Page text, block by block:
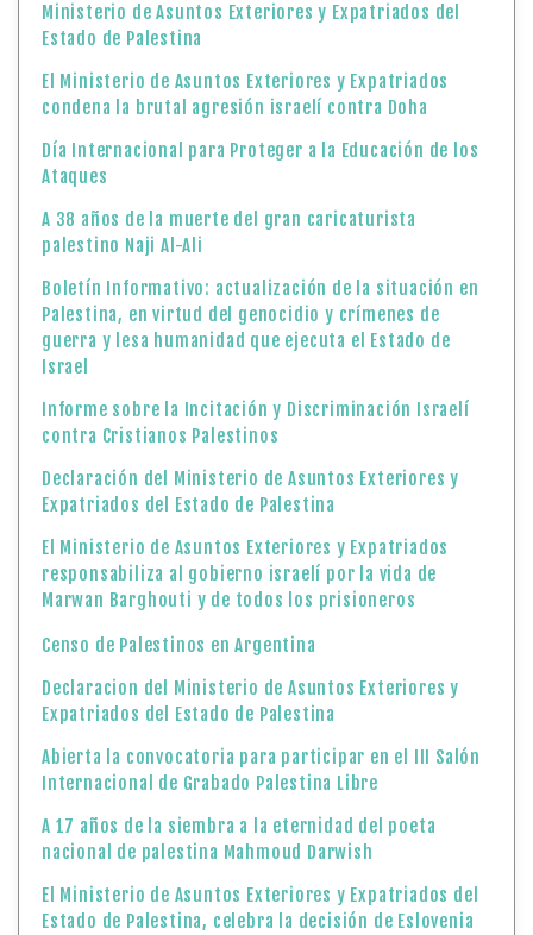
Ministerio de Asuntos Exteriores y Expatriados del
Estado de Palestina
El Ministerio de Asuntos Exteriores y Expatriados
condena la brutal agresión israelí contra Doha
Día Internacional para Proteger a la Educación de los
Ataques
A 38 años de la muerte del gran caricaturista
palestino Naji Al-Ali
Boletín Informativo: actualización de la situación en
Palestina, en virtud del genocidio y crímenes de
guerra y lesa humanidad que ejecuta el Estado de
Israel
Informe sobre la Incitación y Discriminación Israelí
contra Cristianos Palestinos
Declaración del Ministerio de Asuntos Exteriores y
Expatriados del Estado de Palestina
El Ministerio de Asuntos Exteriores y Expatriados
responsabiliza al gobierno israelí por la vida de
Marwan Barghouti y de todos los prisioneros
Censo de Palestinos en Argentina
Declaracion del Ministerio de Asuntos Exteriores y
Expatriados del Estado de Palestina
Abierta la convocatoria para participar en el III Salón
Internacional de Grabado Palestina Libre
A 17 años de la siembra a la eternidad del poeta
nacional de palestina Mahmoud Darwish
El Ministerio de Asuntos Exteriores y Expatriados del
Estado de Palestina, celebra la decisión de Eslovenia